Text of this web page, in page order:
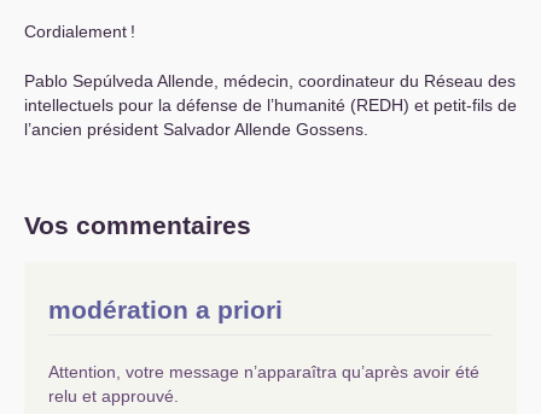
Cordialement !
Pablo Sepúlveda Allende, médecin, coordinateur du Réseau des
intellectuels pour la défense de l’humanité (REDH) et petit-fils de
l’ancien président Salvador Allende Gossens.
Vos commentaires
modération a priori
Attention, votre message n’apparaîtra qu’après avoir été
relu et approuvé.